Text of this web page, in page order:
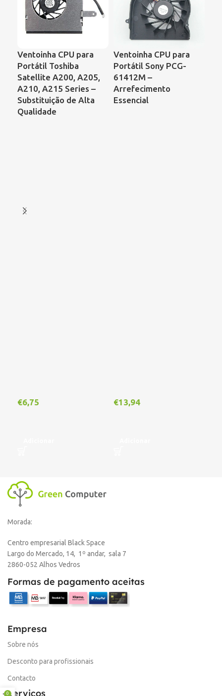
Ventoinha CPU para
Portátil Toshiba
Satellite A200, A205,
A210, A215 Series –
Substituição de Alta
Qualidade
€6,75
Ventoinha CPU para
Portátil Sony PCG-
61412M –
Arrefecimento
Essencial
€13,94
Morada:
Centro empresarial Black Space
Largo do Mercado, 14, 1º andar, sala 7
2860-052 Alhos Vedros
Formas de pagamento aceitas
Empresa
Sobre nós
Desconto para profissionais
Contacto
Serviços
0